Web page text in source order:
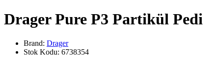
Drager Pure P3 Partikül Pedi
Brand: Drager
Stok Kodu: 6738354